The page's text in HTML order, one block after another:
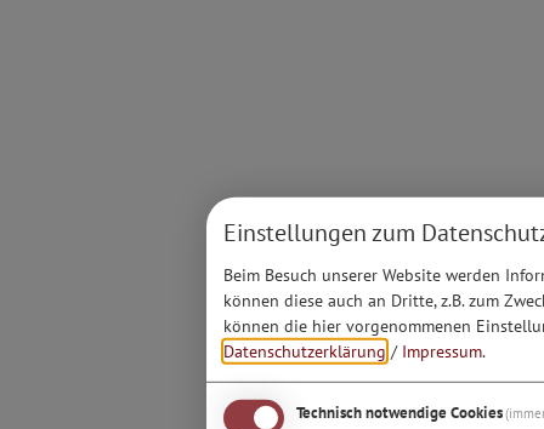
Einstellungen zum
Beim Besuch unserer Website werden
können diese auch an Dritte, z.B. zum
können die hier vorgenommenen
Datenschutzerklärung / Impressum.
Technisch notwendige Cookies